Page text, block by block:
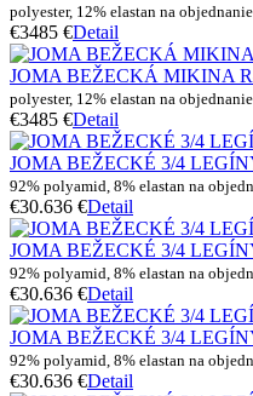
polyester, 12% elastan na objednanie
€3485 €Detail
JOMA BEŽECKÁ MIKINA
polyester, 12% elastan na objednanie
€3485 €Detail
JOMA BEŽECKÉ 3/4
92% polyamid, 8% elastan na
€30.636 €Detail
JOMA BEŽECKÉ 3/4
92% polyamid, 8% elastan na
€30.636 €Detail
JOMA BEŽECKÉ 3/4
92% polyamid, 8% elastan na
€30.636 €Detail